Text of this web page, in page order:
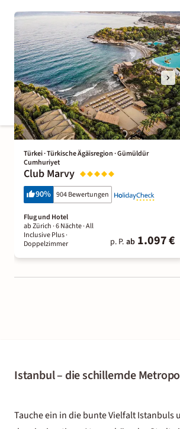
Türkei · Türkische Ägäisregion · Gümüldür
Cumhuriyet
Club Marvy
90% 904 Bewertungen
Flug und Hotel
ab Zürich ·6 Nächte· All
Inclusive Plus·
Doppelzimmer
p. P. ab 1.097 €
Istanbul – die schillernde
Tauche ein in die bunte Vielfalt Istanbuls